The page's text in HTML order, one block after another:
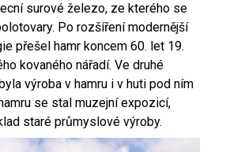
surové železo, ze kterého se
Po rozšíření modernější
přešel hamr koncem 60. let 19.
kovaného nářadí. Ve druhé
výroba v hamru i v huti pod ním
se stal muzejní expozicí,
staré průmyslové výroby.